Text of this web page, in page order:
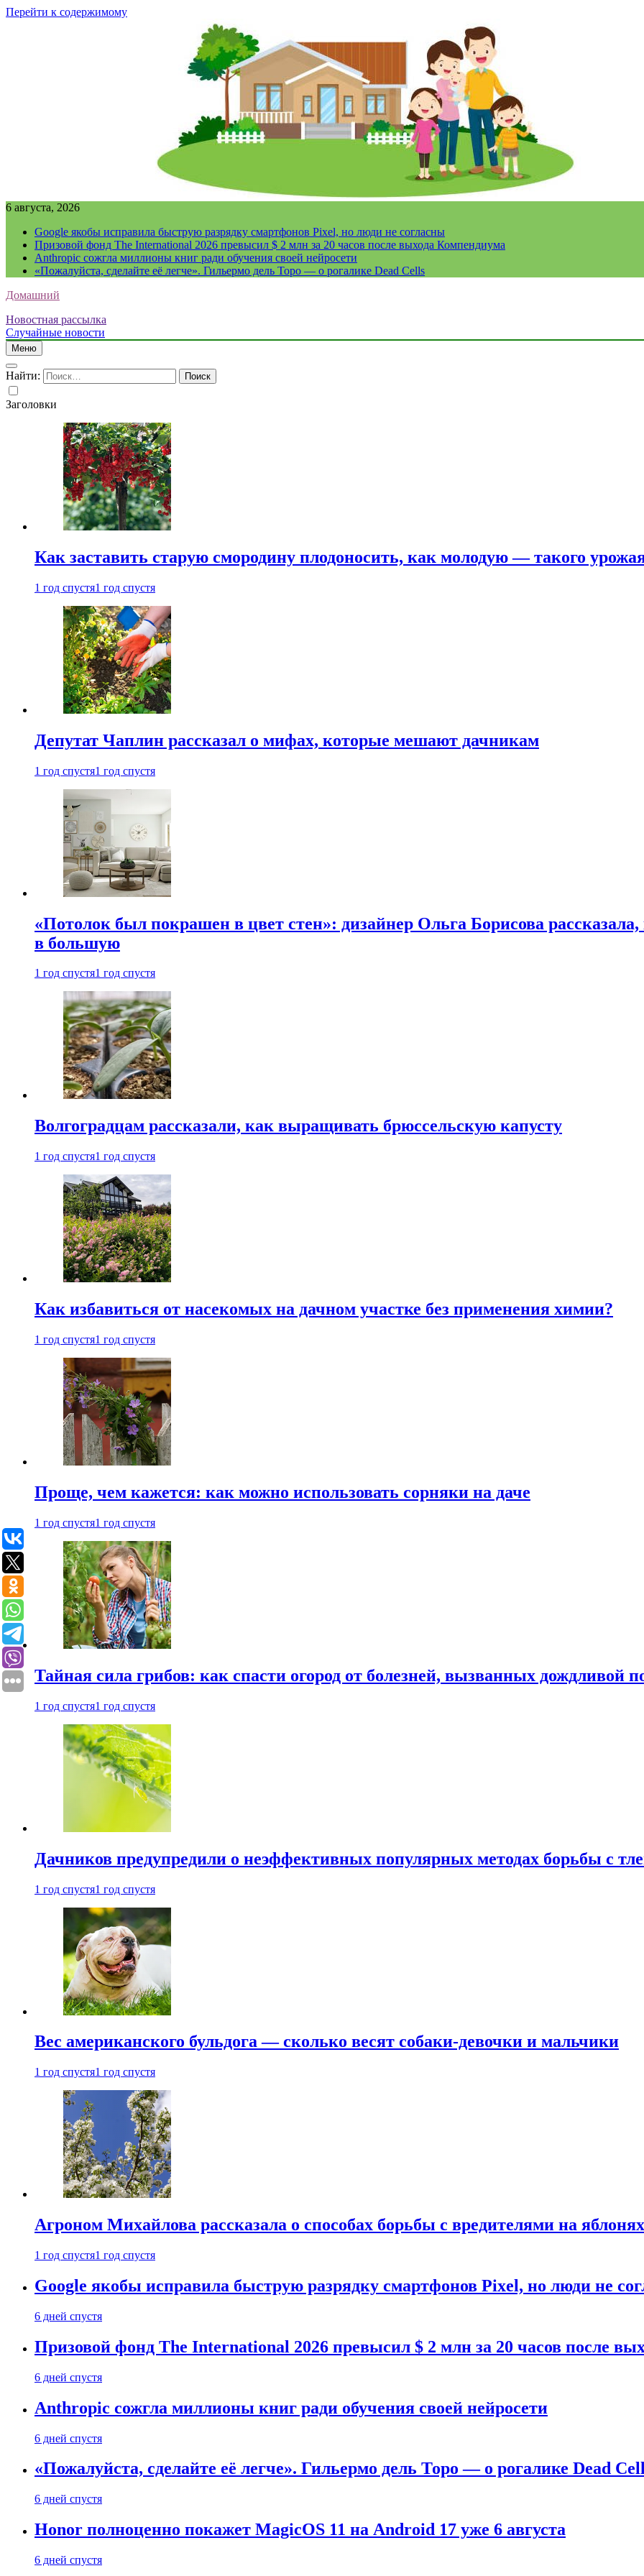
Перейти к содержимому
6 августа, 2026
Google якобы исправила быструю разрядку смартфонов Pixel, но люди не согласны
Призовой фонд The International 2026 превысил $ 2 млн за 20 часов после выхода Компендиума
Anthropic сожгла миллионы книг ради обучения своей нейросети
«Пожалуйста, сделайте её легче». Гильермо дель Торо — о рогалике Dead Cells
Домашний
Новостная рассылка
Случайные новости
Меню
Найти:
Заголовки
Как заставить старую смородину плодоносить, как молодую — такого
1 год спустя1 год спустя
Депутат Чаплин рассказал о мифах, которые мешают дачникам
1 год спустя1 год спустя
«Потолок был покрашен в цвет стен»: дизайнер Ольга Борисова
в большую
1 год спустя1 год спустя
Волгоградцам рассказали, как выращивать брюссельскую капусту
1 год спустя1 год спустя
Как избавиться от насекомых на дачном участке без применения химии?
1 год спустя1 год спустя
Проще, чем кажется: как можно использовать сорняки на даче
1 год спустя1 год спустя
Тайная сила грибов: как спасти огород от болезней, вызванных дождливой
1 год спустя1 год спустя
Дачников предупредили о неэффективных популярных методах борьбы с
1 год спустя1 год спустя
Вес американского бульдога — сколько весят собаки-девочки и мальчики
1 год спустя1 год спустя
Агроном Михайлова рассказала о способах борьбы с вредителями на яблонях
1 год спустя1 год спустя
Google якобы исправила быструю разрядку смартфонов Pixel, но люди не
6 дней спустя
Призовой фонд The International 2026 превысил $ 2 млн за 20 часов после
6 дней спустя
Anthropic сожгла миллионы книг ради обучения своей нейросети
6 дней спустя
«Пожалуйста, сделайте её легче». Гильермо дель Торо — о рогалике Dead
6 дней спустя
Honor полноценно покажет MagicOS 11 на Android 17 уже 6 августа
6 дней спустя